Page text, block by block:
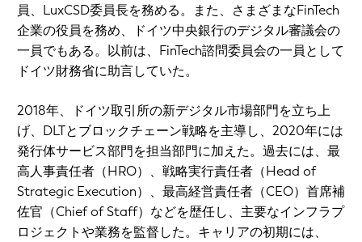
員、LuxCSD委員長を務める。また、さまざまなFinTech
企業の役員を務め、ドイツ中央銀行のデジタル審議会の
一員でもある。以前は、FinTech諮問委員会の一員として
ドイツ財務省に助言していた。
2018年、ドイツ取引所の新デジタル市場部門を立ち上
げ、DLTとブロックチェーン戦略を主導し、2020年には
発行体サービス部門を担当部門に加えた。過去には、最
高人事責任者（HRO）、戦略実行責任者（Head of
Strategic Execution）、最高経営責任者（CEO）首席補
佐官（Chief of Staff）などを歴任し、主要なインフラプ
ロジェクトや業務を監督した。キャリアの初期には、